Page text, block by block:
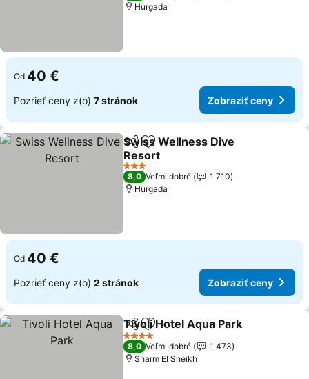
Hurgada
Od 40 €
Pozrieť ceny z(o) 7 stránok Zobraziť ceny
ZdieľaťPridať do obľúbených
Swiss Wellness Dive
Resort
3 Počet hviezdičiek
8,0 Veľmi dobré
1 710
Hurgada
Od 40 €
Pozrieť ceny z(o) 2 stránok Zobraziť ceny
ZdieľaťPridať do obľúbených
Tivoli Hotel Aqua Park
4 Počet hviezdičiek
8,0 Veľmi dobré
1 473
Sharm El Sheikh